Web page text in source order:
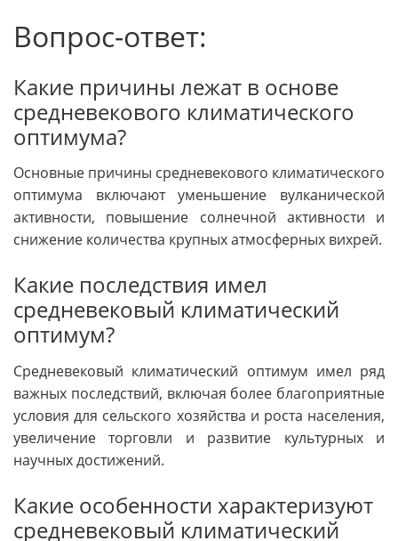
Вопрос-ответ:
Какие причины лежат в основе
средневекового климатического
оптимума?
Основные причины средневекового климатического
оптимума включают уменьшение вулканической
активности, повышение солнечной активности и
снижение количества крупных атмосферных вихрей.
Какие последствия имел
средневековый климатический
оптимум?
Средневековый климатический оптимум имел ряд
важных последствий, включая более благоприятные
условия для сельского хозяйства и роста населения,
увеличение торговли и развитие культурных и
научных достижений.
Какие особенности характеризуют
средневековый климатический